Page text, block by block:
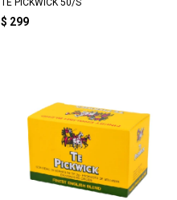
TE PICKWICK 50/S
$ 299